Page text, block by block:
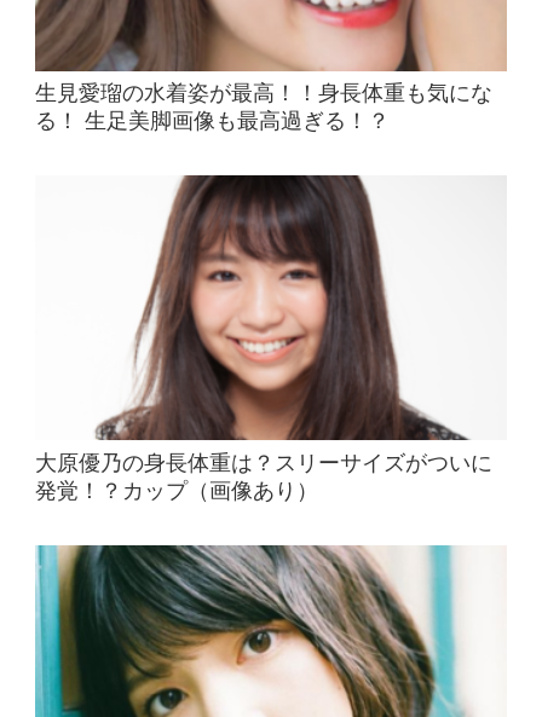
生見愛瑠の水着姿が最高！！身長体重も気にな
る！ 生足美脚画像も最高過ぎる！？
大原優乃の身長体重は？スリーサイズがついに
発覚！？カップ（画像あり）